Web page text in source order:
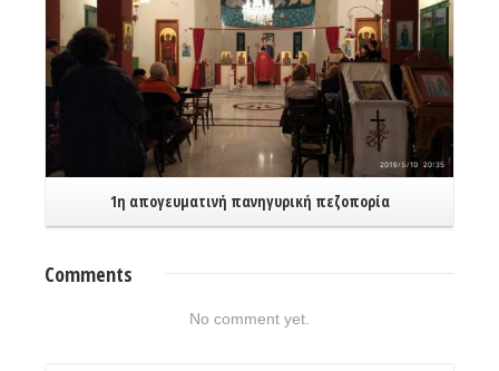
1η απογευματινή πανηγυρική πεζοπορία
Comments
No comment yet.